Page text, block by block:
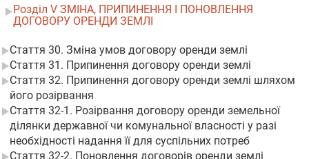
Розділ V ЗМІНА, ПРИПИНЕННЯ І ПОНОВЛЕННЯ
ДОГОВОРУ ОРЕНДИ ЗЕМЛІ
Стаття 30. Зміна умов договору оренди землі
Стаття 31. Припинення договору оренди землі
Стаття 32. Припинення договору оренди землі шляхом
його розірвання
Стаття 32-1. Розірвання договору оренди земельної
ділянки державної чи комунальної власності у разі
необхідності надання її для суспільних потреб
Стаття 32-2. Поновлення договорів оренди землі